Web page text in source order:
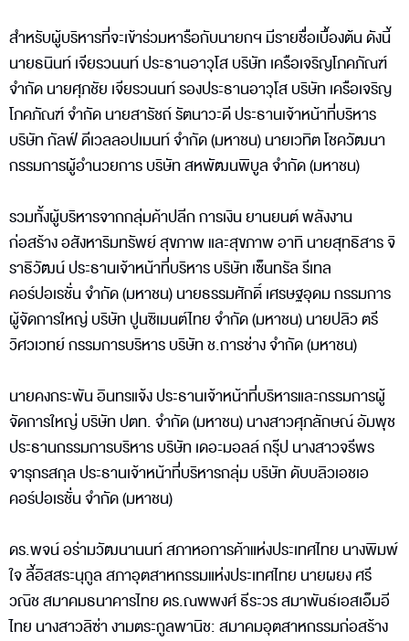
สำหรับผู้บริหารที่จะเข้าร่วมหารือกับนายกฯ มีรายชื่อเบื้องต้น ดังนี้
นายธนินท์ เจียรวนนท์ ประธานอาวุโส บริษัท เครือเจริญโภคภัณฑ์
จำกัด นายศุภชัย เจียรวนนท์ รองประธานอาวุโส บริษัท เครือเจริญ
โภคภัณฑ์ จำกัด นายสารัชถ์ รัตนาวะดี ประธานเจ้าหน้าที่บริหาร
บริษัท กัลฟ์ ดีเวลลอปเมนท์ จำกัด (มหาชน) นายเวทิต โชควัฒนา
กรรมการผู้อำนวยการ บริษัท สหพัฒนพิบูล จำกัด (มหาชน)
รวมทั้งผู้บริหารจากกลุ่มค้าปลีก การเงิน ยานยนต์ พลังงาน
ก่อสร้าง อสังหาริมทรัพย์ สุขภาพ และสุขภาพ อาทิ นายสุทธิสาร จิ
ราธิวัฒน์ ประธานเจ้าหน้าที่บริหาร บริษัท เซ็นทรัล รีเทล
คอร์ปอเรชั่น จำกัด (มหาชน) นายธรรมศักดิ์ เศรษฐอุดม กรรมการ
ผู้จัดการใหญ่ บริษัท ปูนซิเมนต์ไทย จำกัด (มหาชน) นายปลิว ตรี
วิศวเวทย์ กรรมการบริหาร บริษัท ช.การช่าง จำกัด (มหาชน)
นายคงกระพัน อินทรแจ้ง ประธานเจ้าหน้าที่บริหารและกรรมการผู้
จัดการใหญ่ บริษัท ปตท. จำกัด (มหาชน) นางสาวศุภลักษณ์ อัมพุช
ประธานกรรมการบริหาร บริษัท เดอะมอลล์ กรุ๊ป นางสาวจรีพร
จารุกรสกุล ประธานเจ้าหน้าที่บริหารกลุ่ม บริษัท ดับบลิวเอชเอ
คอร์ปอเรชั่น จำกัด (มหาชน)
ดร.พจน์ อร่ามวัฒนานนท์ สภาหอการค้าแห่งประเทศไทย นางพิมพ์
ใจ ลี้อิสสระนุกูล สภาอุตสาหกรรมแห่งประเทศไทย นายผยง ศรี
วณิช สมาคมธนาคารไทย ดร.ณพพงศ์ ธีระวร สมาพันธ์เอสเอ็มอี
ไทย นางสาวลิซ่า งามตระกูลพานิช: สมาคมอุตสาหกรรมก่อสร้าง